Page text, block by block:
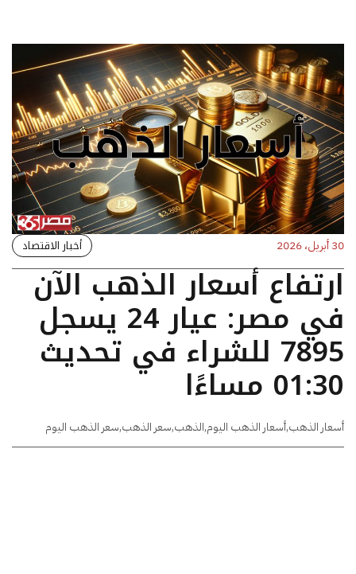
30 أبريل، 2026 أخبار الاقتصاد
ارتفاع أسعار الذهب الآن
في مصر: عيار 24 يسجل
7895 للشراء في تحديث
01:30 مساءًا
أسعار الذهب,أسعار الذهب اليوم,الذهب,سعر الذهب,سعر الذهب اليوم